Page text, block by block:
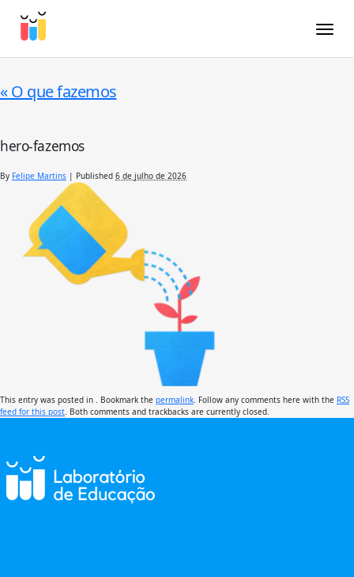
«O que fazemos
hero-fazemos
By Felipe Martins | Published 6 de julho de 2026
This entry was posted in . Bookmark the permalink . Follow any comments here with the RSS
feed for this post . Both comments and trackbacks are currently closed.